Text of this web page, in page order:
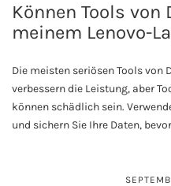
Können Tools
meinem Lenovo-
Die meisten seriösen Tools
verbessern die Leistung, aber
können schädlich sein.
und sichern Sie Ihre Daten,